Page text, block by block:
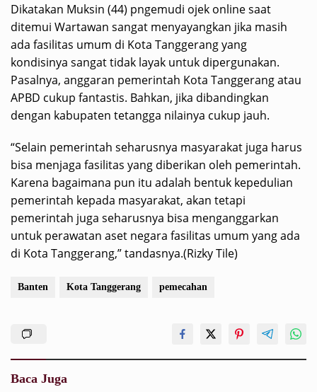
Dikatakan Muksin (44) pngemudi ojek online saat
ditemui Wartawan sangat menyayangkan jika masih
ada fasilitas umum di Kota Tanggerang yang
kondisinya sangat tidak layak untuk dipergunakan.
Pasalnya, anggaran pemerintah Kota Tanggerang atau
APBD cukup fantastis. Bahkan, jika dibandingkan
dengan kabupaten tetangga nilainya cukup jauh.
“Selain pemerintah seharusnya masyarakat juga harus
bisa menjaga fasilitas yang diberikan oleh pemerintah.
Karena bagaimana pun itu adalah bentuk kepedulian
pemerintah kepada masyarakat, akan tetapi
pemerintah juga seharusnya bisa menganggarkan
untuk perawatan aset negara fasilitas umum yang ada
di Kota Tanggerang,” tandasnya.(Rizky Tile)
Banten Kota Tanggerang pemecahan
Baca Juga